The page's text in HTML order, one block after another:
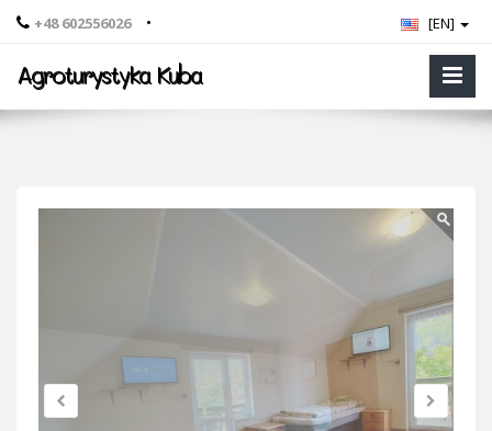
+48 602556026 • [EN]
Agroturystyka Kuba